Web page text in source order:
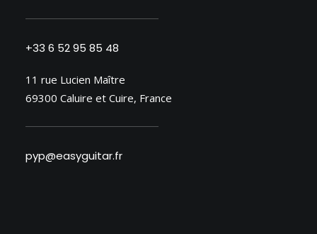
+33 6 52 95 85 48
11 rue Lucien Maître
69300 Caluire et Cuire, France
pyp@easyguitar.fr